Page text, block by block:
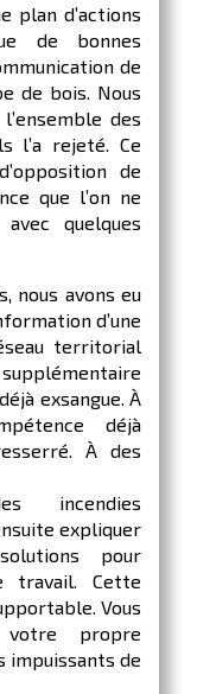
plan d’actions
de bonnes
de
de bois. Nous
des
l’a rejeté. Ce
de
que l’on ne
quelques
nous avons eu
d’une
territorial
exsangue. À
déjà
À des
incendies
expliquer
pour
travail. Cette
Vous
propre
de